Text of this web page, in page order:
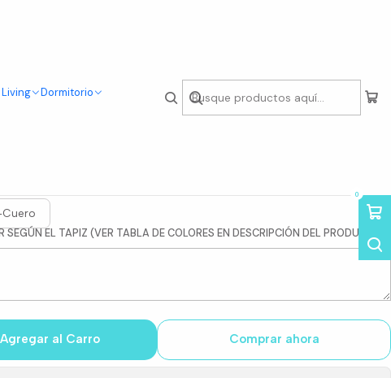
Living Dormitorio
0
Taburete Tolix
SEGÚN EL TAPIZ (VER TABLA DE COLORES EN DESCRIPCIÓN DEL PRODUCTO
Agregar al Carro Comprar ahora